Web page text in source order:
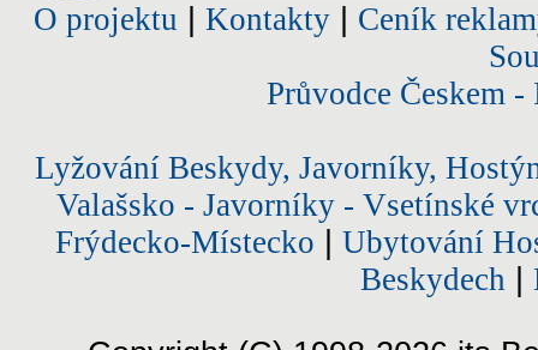
O projektu Kontakty| Ceník
Průvodce Českem
Lyžování Beskydy, Javorníky,
Valašsko - Javorníky - Vsetínské
Frýdecko-Místecko
Ubytování
Beskydech